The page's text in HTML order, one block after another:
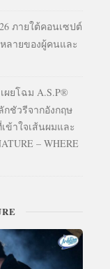
ภายใต้คอนเซปต์
หลายของผู้คนและ
ผยโฉม A.S.P®
กชัวรีจากอังกฤษ
ข้าใจเส้นผมและ
– WHERE